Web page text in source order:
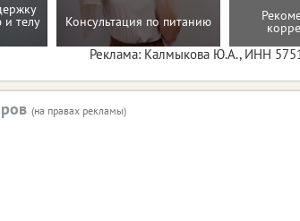
и телу Консультация по питанию
Реклама: Калмыкова Ю.А., ИНН
(на правах рекламы)